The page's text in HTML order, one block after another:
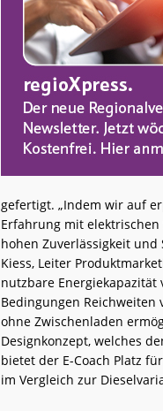
gefertigt. „Indem wir auf
Erfahrung mit
hohen Zuverlässigkeit und
Kiess, Leiter
nutzbare
Bedingungen Reichweiten
ohne Zwischenladen
Designkonzept, welches
bietet der E-Coach Platz
im Vergleich zur